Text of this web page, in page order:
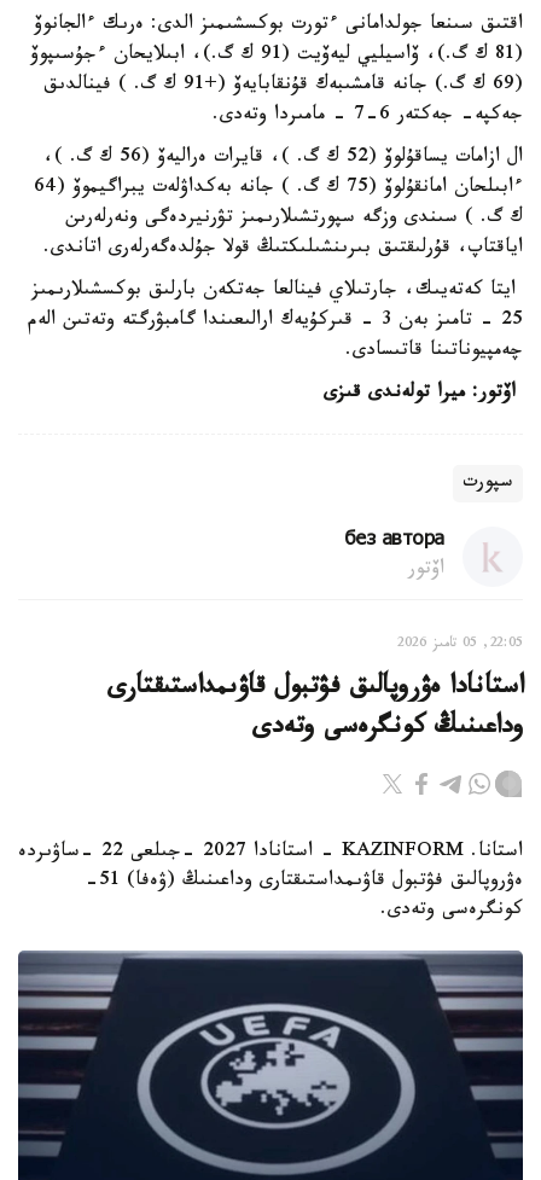
اقتىق سىنعا جولدامانى ءتورت بوكسشىمىز الدى: ەرىك ءالجانوۆ
(81 ك گ.)، ۆاسيليي ليەۆيت (91 ك گ.)، ابىلايحان ءجۇسىپوۆ
(69 ك گ.) جانە قامشىبەك قۇنقابايەۆ (+91 ك گ. ) فينالدىق
جەكپە- جەكتەر 6-7 - مامىردا وتەدى.
ال ازامات يساقۇلوۆ (52 ك گ. )، قايرات ەراليەۆ (56 ك گ. )،
ءابىلحان امانقۇلوۆ (75 ك گ. ) جانە بەكداۋلەت يبراگيموۆ (64
ك گ. ) سىندى وزگە سپورتشىلارىمىز تۋرنيردەگى ونەرلەرىن
اياقتاپ، قۇرلىقتىق بىرىنشىلىكتىڭ قولا جۇلدەگەرلەرى اتاندى.
ايتا كەتەيىك، جارتىلاي فينالعا جەتكەن بارلىق بوكسشىلارىمىز
25 - تامىز بەن 3 - قىركۇيەك ارالىعىندا گامبۋرگتە وتەتىن الەم
چەمپيوناتىنا قاتىسادى.
اۆتور: ميرا تولەندى قىزى
سپورت
без автора
اۆتور
22:05, 05 تامىز 2026
استانادا ەۋروپالىق فۋتبول قاۋىمداستىقتارى
وداعىنىڭ كونگرەسى وتەدى
استانا. KAZINFORM - استانادا 2027 -جىلعى 22 -ساۋىردە
ەۋروپالىق فۋتبول قاۋىمداستىقتارى وداعىنىڭ (ۋەفا) 51-
كونگرەسى وتەدى.